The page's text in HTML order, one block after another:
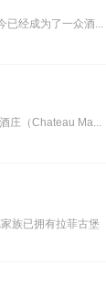
已经成为了一众酒...
庄（Chateau Ma...
族已拥有拉菲古堡